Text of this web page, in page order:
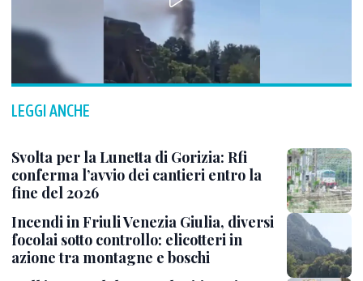
LEGGI ANCHE
Svolta per la Lunetta di Gorizia: Rfi
conferma l’avvio dei cantieri entro la
fine del 2026
Incendi in Friuli Venezia Giulia, diversi
focolai sotto controllo: elicotteri in
azione tra montagne e boschi